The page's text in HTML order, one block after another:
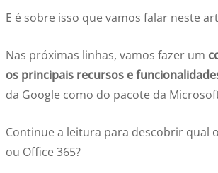
E é sobre isso que vamos falar neste
Nas próximas linhas, vamos fazer um
os principais recursos e
da Google como do pacote da
Continue a leitura para descobrir qual
ou Office 365?